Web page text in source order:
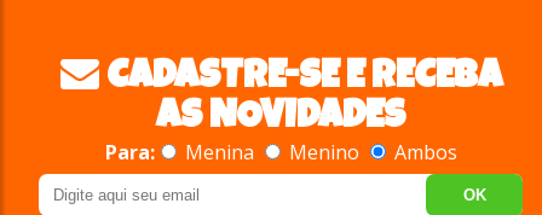
CADASTRE-SE E RECEBA
AS NOVIDADES
Para: Menina Menino Ambos
OK